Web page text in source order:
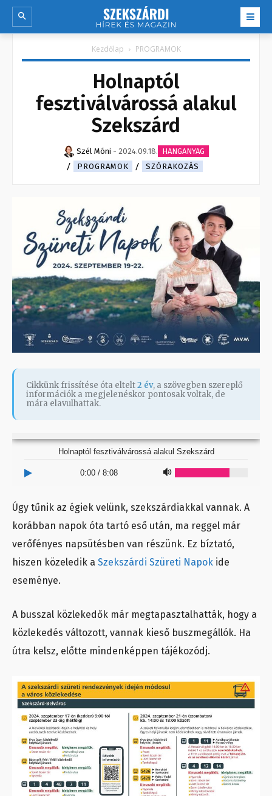
Kezdőlap PROGRAMOK
Holnaptól
fesztiválvárossá alakul
Szekszárd
Szél Móni - 2024.09.18. HANGANYAG
PROGRAMOK
SZÓRAKOZÁS
Cikkünk frissítése óta eltelt2 év, a szövegben szereplő
információk a megjelenéskor pontosak voltak, de
mára elavulhattak.
0:00 / 8:08
Holnaptól fesztiválvárossá alakul Szekszárd
Úgy tűnik az égiek velünk, szekszárdiakkal vannak. A
korábban napok óta tartó eső után, ma reggel már
verőfényes napsütésben van részünk. Ez bíztató,
hiszen közeledik a Szekszárdi Szüreti Napok ide
eseménye.
A busszal közlekedők már megtapasztalhatták, hogy a
közlekedés változott, vannak kieső buszmegállók. Ha
útra kelsz, előtte mindenképpen tájékozódj.